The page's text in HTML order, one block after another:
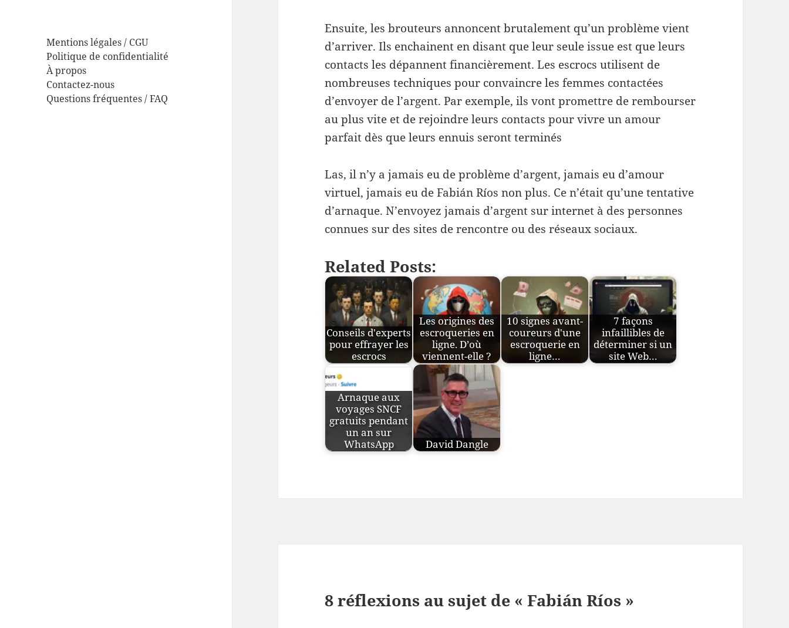
Mentions légales / CGU
Politique de confidentialité
À propos
Contactez-nous
Questions fréquentes / FAQ
Ensuite, les brouteurs annoncent brutalement qu’un problème vient
d’arriver. Ils enchainent en disant que leur seule issue est que leurs
contacts les dépannent financièrement. Les escrocs utilisent de
nombreuses techniques pour convaincre les femmes contactées
d’envoyer de l’argent. Par exemple, ils vont promettre de rembourser
au plus vite et de rejoindre leurs contacts pour vivre un amour
parfait dès que leurs ennuis seront terminés
Las, il n’y a jamais eu de problème d’argent, jamais eu d’amour
virtuel, jamais eu de Fabián Ríos non plus. Ce n’était qu’une tentative
d’arnaque. N’envoyez jamais d’argent sur internet à des personnes
connues sur des sites de rencontre ou des réseaux sociaux.
Related Posts:
Conseils d'experts
pour effrayer les
escrocs
Les origines des
escroqueries en
ligne. D’où
viennent-elle ?
10 signes avant-
coureurs d'une
escroquerie en
ligne…
7 façons
infaillibles de
déterminer si un
site Web…
Arnaque aux
voyages SNCF
gratuits pendant
un an sur
WhatsApp
David Dangle
8 réflexions au sujet de « Fabián Ríos »